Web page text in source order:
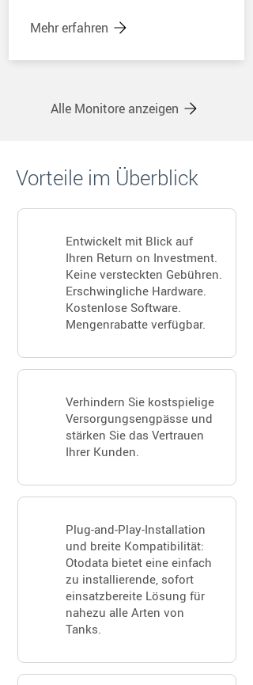
Mehr erfahren
Alle Monitore anzeigen
Vorteile im Überblick
Entwickelt mit Blick auf
Ihren Return on Investment.
Keine versteckten Gebühren.
Erschwingliche Hardware.
Kostenlose Software.
Mengenrabatte verfügbar.
Verhindern Sie kostspielige
Versorgungsengpässe und
stärken Sie das Vertrauen
Ihrer Kunden.
Plug-and-Play-Installation
und breite Kompatibilität:
Otodata bietet eine einfach
zu installierende, sofort
einsatzbereite Lösung für
nahezu alle Arten von
Tanks.